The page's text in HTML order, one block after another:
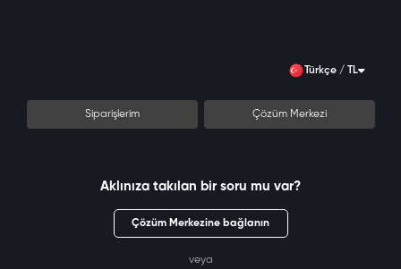
Türkçe / TL
Siparişlerim Çözüm Merkezi
Aklınıza takılan bir soru mu var?
Çözüm Merkezine bağlanın
veya